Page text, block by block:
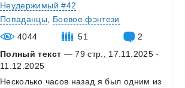
Неудержимый #42
Попаданцы
Боевое фэнтези
4044
51
2
Полный текст — 79 стр., 17.11.2025 -
11.12.2025
Несколько часов назад я был одним из